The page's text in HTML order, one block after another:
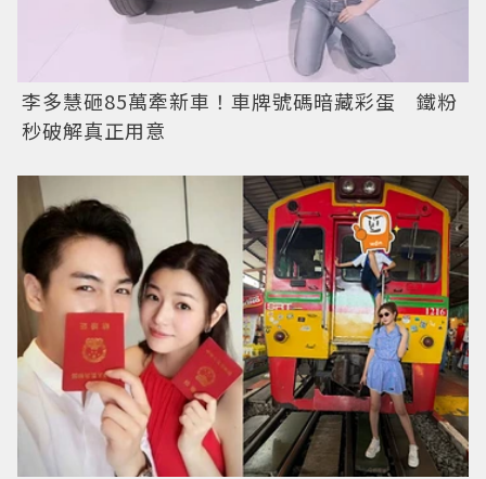
李多慧砸85萬牽新車！車牌號碼暗藏彩蛋 鐵粉
秒破解真正用意